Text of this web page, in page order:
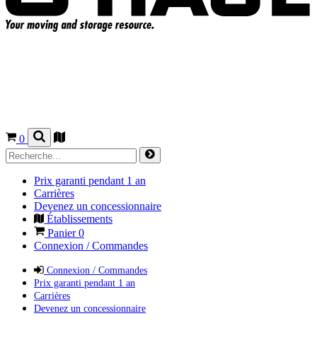
0
Prix garanti pendant 1 an
Carrières
Devenez un concessionnaire
Établissements
Panier0
Connexion / Commandes
Connexion / Commandes
Prix garanti pendant 1 an
Carrières
Devenez un concessionnaire